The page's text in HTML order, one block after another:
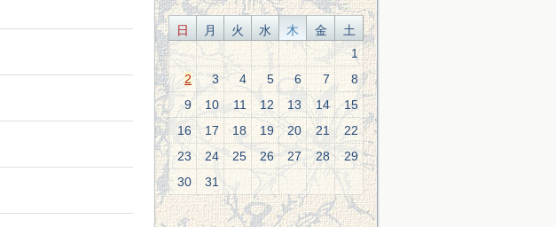
日 月 火 水 木 金
土
1
2
3 4 5 6 7
8
9
10 11 12 13 14
15
16
17 18 19 20 21
22
23
24 25 26 27 28
29
30
31